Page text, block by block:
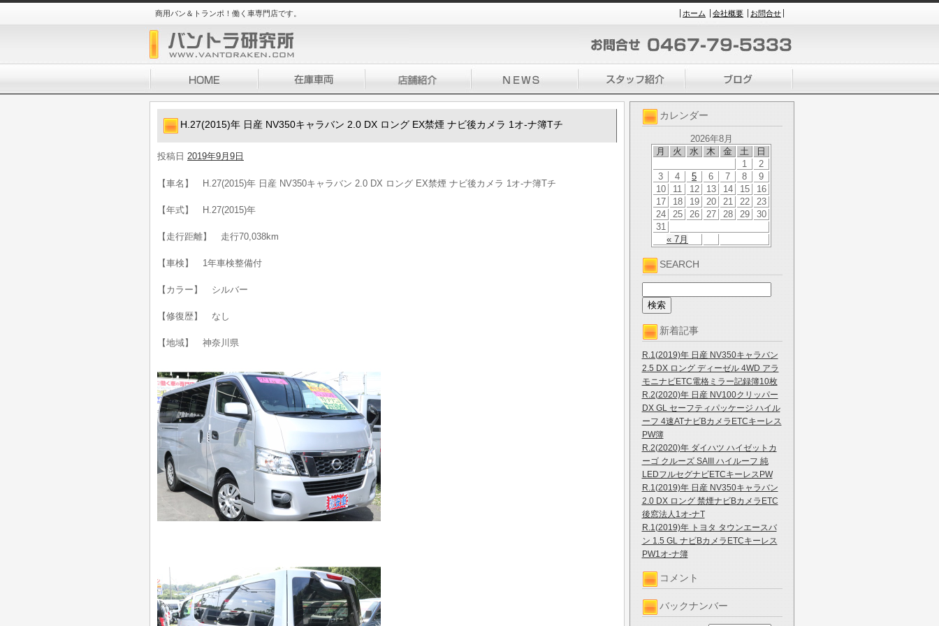
商用バン＆トランポ！働く車専門店です。 ホーム 会社概要 お問合せ
カレンダー
2026年8月
月
火 水 木 金 土 日
« 7月
1
2
3
4 5 6 7 8
9
10
11 12 13 14 15
16
17
18 19 20 21 22
23
24
25 26 27 28 29
30
31
SEARCH
新着記事
R.1(2019)年 日産 NV350キャラバン
2.5 DX ロング ディーゼル 4WD アラ
モニナビETC電格ミラー記録簿10枚
R.2(2020)年 日産 NV100クリッパー
DX GL セーフティパッケージ ハイル
ーフ 4速ATナビBカメラETCキーレス
PW簿
R.2(2020)年 ダイハツ ハイゼットカ
ーゴ クルーズ SAIII ハイルーフ 純
LEDフルセグナビETCキーレスPW
R.1(2019)年 日産 NV350キャラバン
2.0 DX ロング 禁煙ナビBカメラETC
後窓法人1オ-ナT
R.1(2019)年 トヨタ タウンエースバ
ン 1.5 GL ナビBカメラETCキーレス
PW1オ-ナ簿
コメント
バックナンバー
H.27(2015)年 日産 NV350キャラバン 2.0 DX ロング EX禁煙 ナビ後カメラ 1オ-ナ簿Tチ
投稿日 2019年9月9日
【車名】 H.27(2015)年 日産 NV350キャラバン 2.0 DX ロング EX禁煙 ナビ後カメラ 1オ-ナ簿Tチ
【年式】 H.27(2015)年
【走行距離】 走行70,038km
【車検】 1年車検整備付
【カラー】 シルバー
【修復歴】 なし
【地域】 神奈川県